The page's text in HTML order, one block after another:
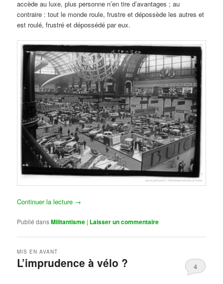
accède au luxe, plus personne n’en tire d’avantages ; au
contraire : tout le monde roule, frustre et dépossède les autres et
est roulé, frustré et dépossédé par eux.
Continuer la lecture →
Publié dansMilitantisme | Laisser un commentaire
L’imprudence à vélo ?
MIS EN AVANT
4